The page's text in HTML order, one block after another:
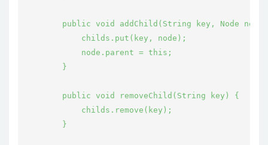
public void addChild(String key, Node
            childs.put(key, node);
            node.parent = this;
        }
        public void removeChild(String key) {
            childs.remove(key);
        }